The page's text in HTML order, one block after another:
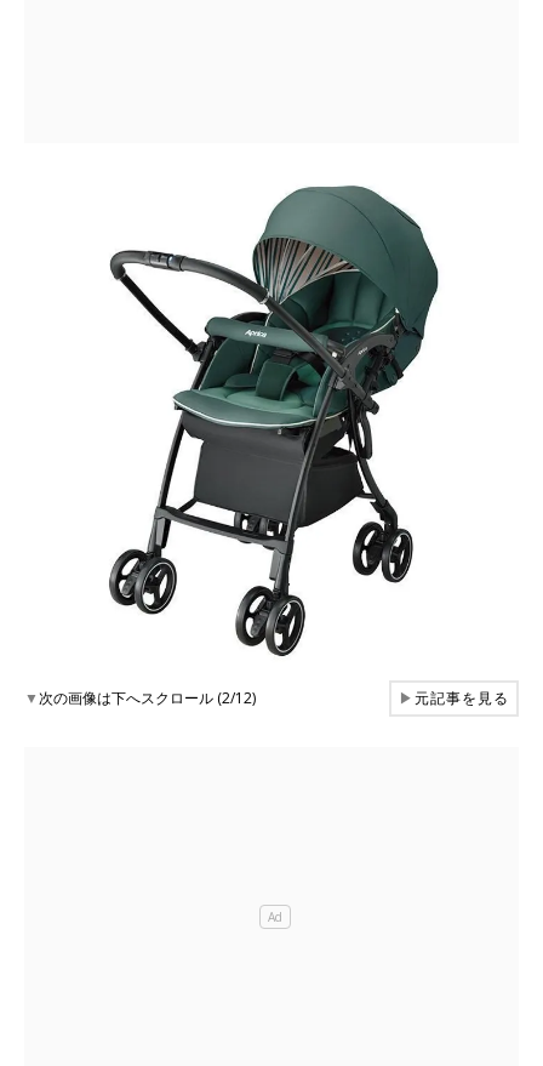
▼次の画像は下へスクロール (2/12) ▶元記事を見る